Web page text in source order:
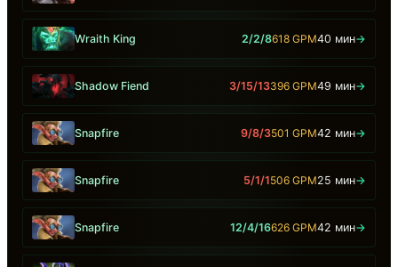
Wraith King 2/2/8618 GPM40 мин→
Shadow Fiend 3/15/13396 GPM49 мин→
Snapfire 9/8/3501 GPM42 мин→
Snapfire 5/1/1506 GPM25 мин→
Snapfire 12/4/16626 GPM42 мин→